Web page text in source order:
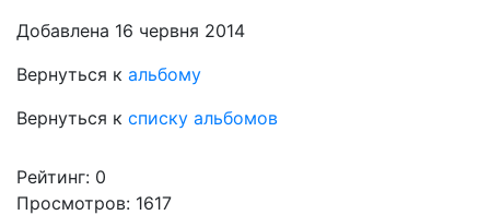
Добавлена 16 червня 2014
Вернуться к альбому
Вернуться к списку альбомов
Рейтинг: 0
Просмотров: 1617